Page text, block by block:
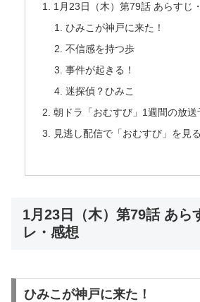
1月23日（木）第79話 あらすじ
ひみこが神戸に来た！
不信感を持つ歩
事件が起きる！
迷探偵？ひみこ
朝ドラ「おむすび」1週間の放送
見逃し配信で「おむすび」を見る
1月23日（木）第79話 あら
レ・感想
ひみこが神戸に来た！